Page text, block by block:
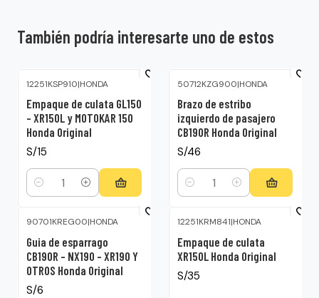
También podría interesarte uno de estos
12251KSP910|HONDA
Empaque de culata GL150
– XR150L y MOTOKAR 150
Honda Original
S/15
Cantidad
50712KZG900|HONDA
Brazo de estribo
izquierdo de pasajero
CB190R Honda Original
S/46
Cantidad
90701KREG00|HONDA
Guia de esparrago
CB190R – NX190 – XR190 Y
OTROS Honda Original
S/6
12251KRM841|HONDA
Empaque de culata
XR150L Honda Original
S/35